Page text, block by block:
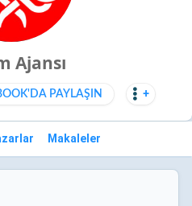
Ajansı
PAYLAŞIN +
Makaleler